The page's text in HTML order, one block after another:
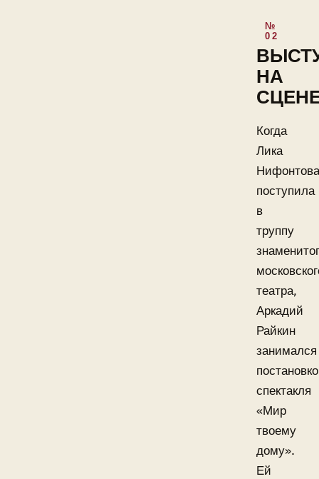
НА
Когда
Лика
Нифонтова
поступила
в
труппу
театра,
Аркадий
Райкин
занимался
спектакля
«Мир
твоему
дому».
Ей